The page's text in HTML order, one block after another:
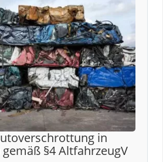
in
gemäß §4 AltfahrzeugV